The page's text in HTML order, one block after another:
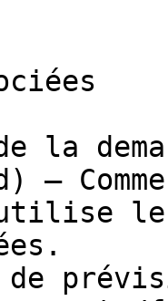
la
—
de